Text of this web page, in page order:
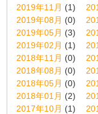
2019年11月 (1)
2019年08月 (0)
2019年05月 (3)
2019年02月 (1)
2018年11月 (0)
2018年08月 (0)
2018年05月 (0)
2018年01月 (2)
2017年10月 (1)